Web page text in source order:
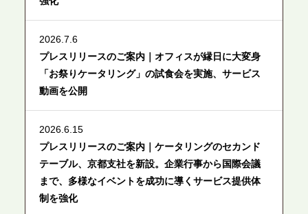
2026.7.6
プレスリリースのご案内｜オフィスが縁日に大変身
「お祭りケータリング」の試食会を実施、サービス
動画を公開
2026.6.15
プレスリリースのご案内｜ケータリングのセカンド
テーブル、京都支社を新設。企業行事から国際会議
まで、多様なイベントを成功に導くサービス提供体
制を強化